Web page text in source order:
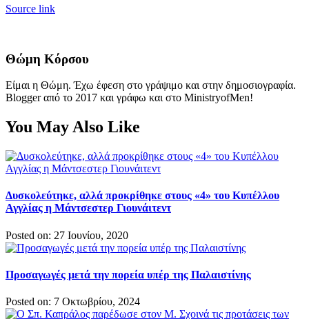
Source link
Θώμη Κόρσου
Είμαι η Θώμη. Έχω έφεση στο γράψιμο και στην δημοσιογραφία.
Blogger από το 2017 και γράφω και στο MinistryofMen!
You May Also Like
Δυσκολεύτηκε, αλλά προκρίθηκε στους «4» του Κυπέλλου
Αγγλίας η Μάντσεστερ Γιουνάιτεντ
Posted on: 27 Ιουνίου, 2020
Προσαγωγές μετά την πορεία υπέρ της Παλαιστίνης
Posted on: 7 Οκτωβρίου, 2024